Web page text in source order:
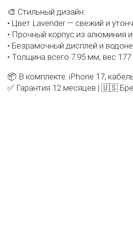
🎨 Стильный дизайн:
• Цвет Lavender — свежий и
• Прочный корпус из алюминия и
• Безрамочный дисплей и
• Толщина всего 7.95 мм, вес 177
📦 В комплекте: iPhone 17,
✅ Гарантия 12 месяцев | 🇺🇸